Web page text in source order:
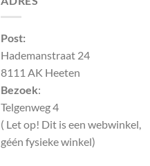
Post:
Hademanstraat 24
8111 AK Heeten
Bezoek:
Telgenweg 4
( Let op! Dit is een webwinkel,
géén fysieke winkel)